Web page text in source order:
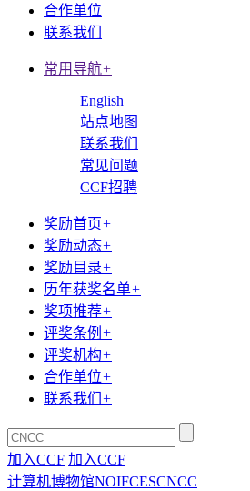
合作单位
联系我们
常用导航+
English
站点地图
联系我们
常见问题
CCF招聘
奖励首页+
奖励动态+
奖励目录+
历年获奖名单+
奖项推荐+
评奖条例 +
评奖机构+
合作单位+
联系我们 +
加入CCF 加入CCF
计算机博物馆NOIFCESCNCC